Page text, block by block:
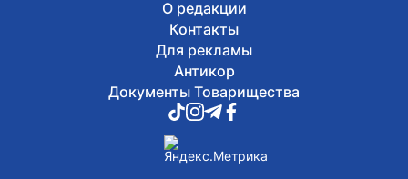
О редакции
Контакты
Для рекламы
Антикор
Документы Товарищества